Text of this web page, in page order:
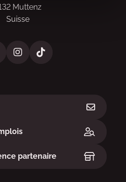
Muttenz
Suisse
partenaire